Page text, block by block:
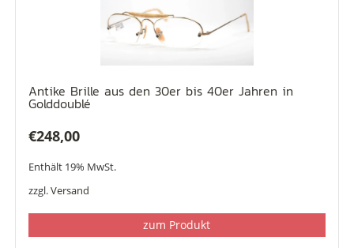
Antike Brille aus den 30er bis 40er Jahren in
Golddoublé
€248,00
Enthält 19% MwSt.
zzgl.Versand
zum Produkt